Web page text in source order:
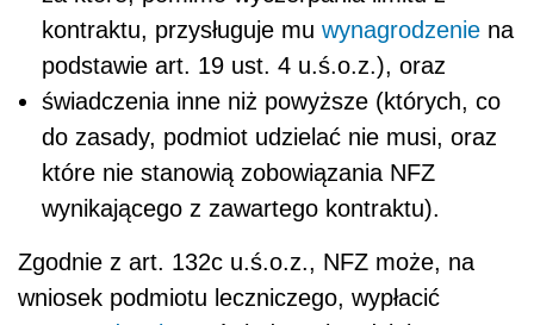
kontraktu, przysługuje mu wynagrodzenie na
podstawie art. 19 ust. 4 u.ś.o.z.), oraz
świadczenia inne niż powyższe (których, co
do zasady, podmiot udzielać nie musi, oraz
które nie stanowią zobowiązania NFZ
wynikającego z zawartego kontraktu).
Zgodnie z art. 132c u.ś.o.z., NFZ może, na
wniosek podmiotu leczniczego, wypłacić